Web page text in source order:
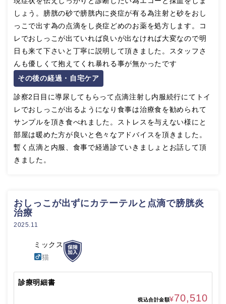
しょう。膀胱の砂で膀胱内に炎症が有る為注射と砂をおし
っこで出す為の点滴をし炎症どめのお薬を処方します。コ
レでおしっこが出ていれば良いが出なければ大変なので明
日も来て下さいと丁寧に説明して頂きました。スタッフさ
んも優しくて抱えてくれ暴れる事が無かったです
その後の経過・自宅ケア
診察2日目に導尿してもらって点滴注射し内服続行にてトイ
レでおしっこが出るようになり食事は治療食を勧められて
サンプルを頂き食べれました。ストレスを与えない様にと
部屋は暖めた方が良いと色々なアドバイスを頂きました。
暫く点滴と内服、食事で経過診ていきましょとお話して頂
きました。
おしっこが出ずにカテーテルと点滴で膀胱炎
治療
2025.11
ミックス
猫
診療明細書
税込合計金額¥70,510